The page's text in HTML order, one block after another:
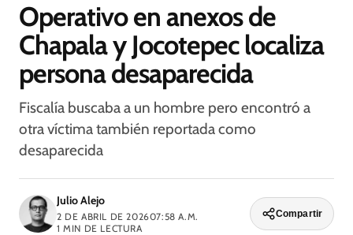
Operativo en anexos de
Chapala y Jocotepec localiza
persona desaparecida
Fiscalía buscaba a un hombre pero encontró a
otra víctima también reportada como
desaparecida
Julio Alejo
2 DE ABRIL DE 202607:58 A.M.
1 MIN DE LECTURA
Compartir